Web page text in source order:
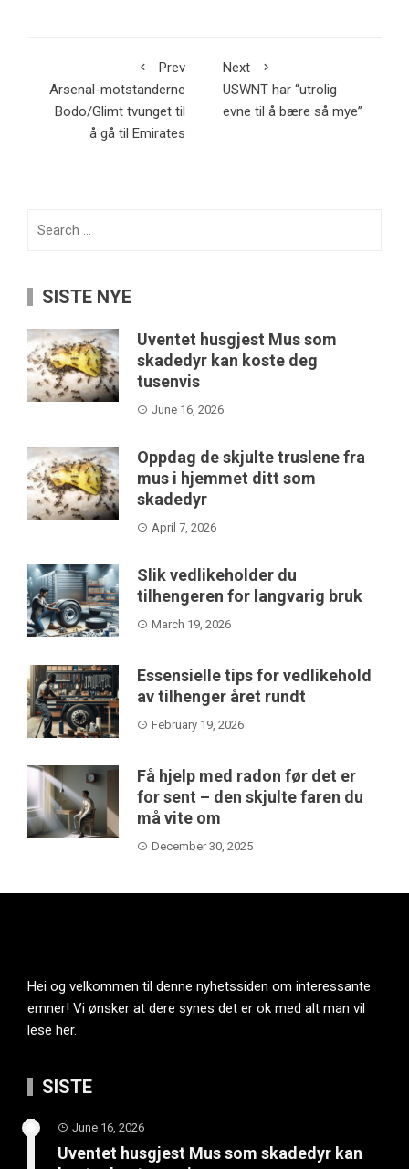
Prev
Arsenal-motstanderne
Bodo/Glimt tvunget til
å gå til Emirates
Next
USWNT har “utrolig
evne til å bære så mye”
SISTE NYE
Uventet husgjest Mus som
skadedyr kan koste deg
tusenvis
June 16, 2026
Oppdag de skjulte truslene fra
mus i hjemmet ditt som
skadedyr
April 7, 2026
Slik vedlikeholder du
tilhengeren for langvarig bruk
March 19, 2026
Essensielle tips for vedlikehold
av tilhenger året rundt
February 19, 2026
Få hjelp med radon før det er
for sent – den skjulte faren du
må vite om
December 30, 2025
Hei og velkommen til denne nyhetssiden om interessante
emner! Vi ønsker at dere synes det er ok med alt man vil
lese her.
SISTE
June 16, 2026
Uventet husgjest Mus som skadedyr kan